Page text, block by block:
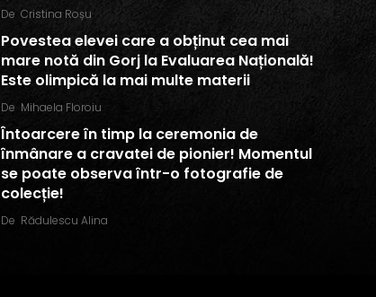
De Cristina Roșu
Povestea elevei care a obținut cea mai
mare notă din Gorj la Evaluarea Națională!
Este olimpică la mai multe materii
De Mihaela Floroiu
Întoarcere în timp la ceremonia de
înmânare a cravatei de pionier! Momentul
se poate observa într-o fotografie de
colecție!
De Rădulescu Alina